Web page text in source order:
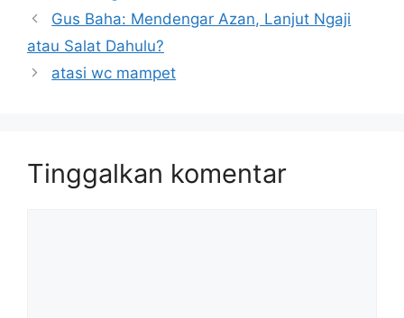
Gus Baha: Mendengar Azan, Lanjut Ngaji
atau Salat Dahulu?
atasi wc mampet
Tinggalkan komentar